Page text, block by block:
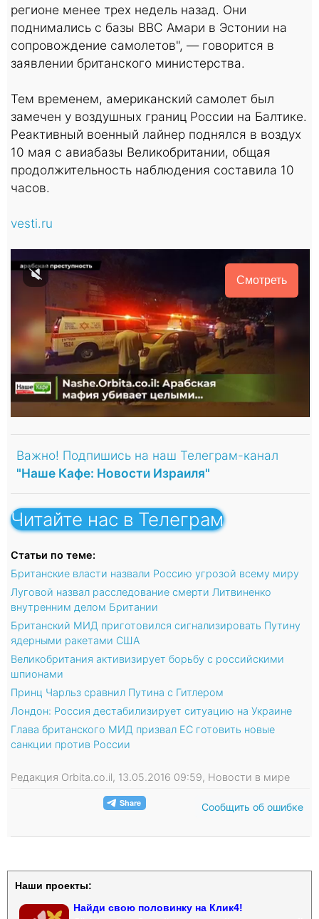
регионе менее трех недель назад. Они
поднимались с базы ВВС Амари в Эстонии на
сопровождение самолетов", — говорится в
заявлении британского министерства.
Тем временем, американский самолет был
замечен у воздушных границ России на Балтике.
Реактивный военный лайнер поднялся в воздух
10 мая с авиабазы Великобритании, общая
продолжительность наблюдения составила 10
часов.
vesti.ru
Смотреть
Важно! Подпишись на наш Телеграм-канал
"Наше Кафе: Новости Израиля"
Читайте нас в Телеграм
Статьи по теме:
Британские власти назвали Россию угрозой всему миру
Луговой назвал расследование смерти Литвиненко
внутренним делом Британии
Британский МИД приготовился сигнализировать Путину
ядерными ракетами США
Великобритания активизирует борьбу с российскими
шпионами
Принц Чарльз сравнил Путина с Гитлером
Лондон: Россия дестабилизирует ситуацию на Украине
Глава британского МИД призвал ЕС готовить новые
санкции против России
Редакция Orbita.co.il, 13.05.2016 09:59, Новости в мире
Сообщить об ошибке
Наши проекты:
Найди свою половинку на Клик4!